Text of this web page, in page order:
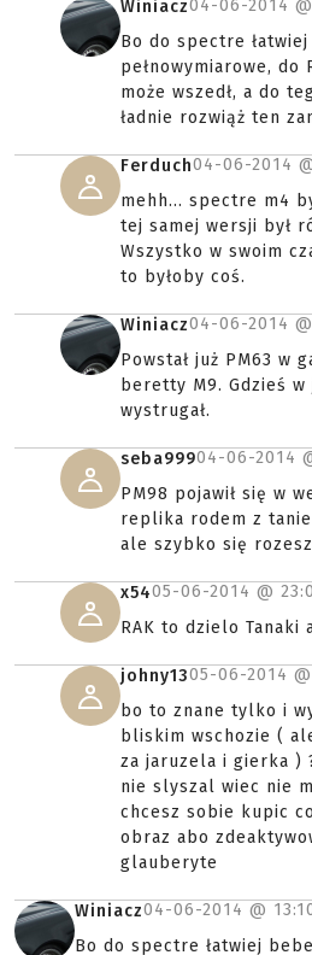
Winiacz04-06-2014 @
Bo do spectre
pełnowymiarowe,
może wszedł, a do
ładnie rozwiąż ten
Ferduch04-06-2014
mehh... spectre m4
tej samej wersji był
Wszystko w swoim
to byłoby coś.
Winiacz04-06-2014 @
Powstał już PM63 w
beretty M9. Gdzieś
wystrugał.
seba99904-06-2014
PM98 pojawił się w
replika rodem z
ale szybko się
x5405-06-2014 @
RAK to dzielo Tanaki
johny1305-06-2014 @
bo to znane tylko i
bliskim wschozie (
za jaruzela i gierka )
nie slyszal wiec nie
chcesz sobie kupic
obraz abo
glauberyte
Winiacz04-06-2014 @
Bo do spectre łatwiej